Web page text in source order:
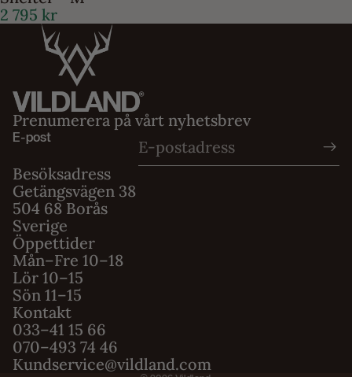
2 795 kr
Prenumerera på vårt nyhetsbrev
E-post
Besöksadress
Getängsvägen 38
504 68 Borås
Sverige
Öppettider
Mån–Fre 10–18
Lör 10–15
Sön 11–15
Kontakt
033–41 15 66
070–493 74 46
Kundservice@vildland.com
Integritetspolicy
Användarvillkor
Återbetalningspolicy
Kontaktinformation